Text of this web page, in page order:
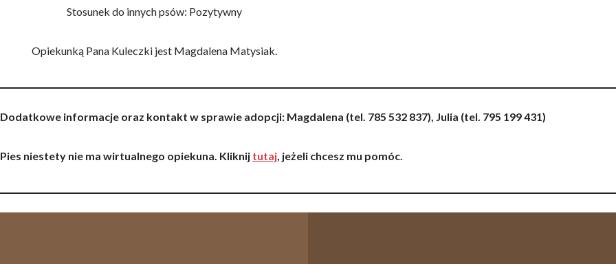
Stosunek do innych psów: Pozytywny
Opiekunką Pana Kuleczki jest Magdalena Matysiak.
Dodatkowe informacje oraz kontakt w sprawie adopcji: Magdalena (tel. 785 532 837), Julia (tel. 795 199 431)
Pies niestety nie ma wirtualnego opiekuna. Kliknij tutaj, jeżeli chcesz mu pomóc.